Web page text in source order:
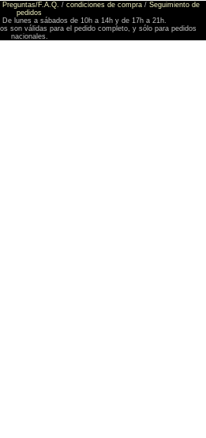
Preguntas/F.A.Q. / condiciones de compra/ Seguimiento de
pedidos
lunes a sábados de 10h a 14h y de 17h a 21h.
son válidas para el pedido completo, y sólo para pedidos
nacionales.